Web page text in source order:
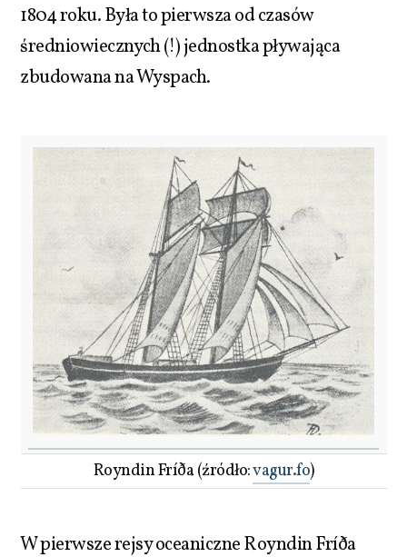
1804 roku. Była to pierwsza od czasów
średniowiecznych (!) jednostka pływająca
zbudowana na Wyspach.
Royndin Fríða (źródło:vagur.fo)
W pierwsze rejsy oceaniczne Royndin Fríða